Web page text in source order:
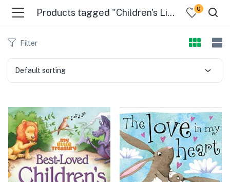
Products tagged "Children's Literature" 0
Filter
Default sorting